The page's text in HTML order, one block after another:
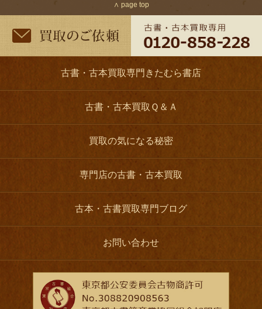
∧ page top
古書・古本買取専門きたむら書店
古書・古本買取Ｑ＆Ａ
買取の気になる秘密
専門店の古書・古本買取
古本・古書買取専門ブログ
お問い合わせ